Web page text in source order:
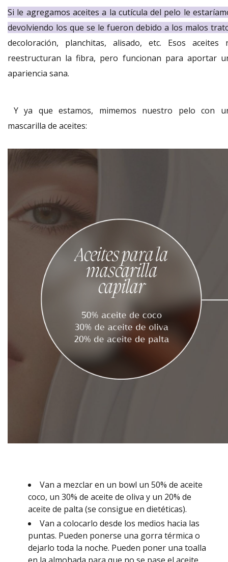
Si le agregamos aceites a la cutícula del pelo le
devolviendo los que se le fueron debido a los malos
decoloración, planchitas, alisado, etc. Esos aceites
reestructuran la fibra, pero funcionan para aportar
apariencia sana.
Y ya que estamos, mimemos nuestro pelo con
mascarilla de aceites:
Van a mezclar en un bowl un 50% de aceite
coco, un 30% de aceite de oliva y un 20% de
aceite de palta (se consigue en dietéticas).
Van a colocarlo desde los medios hacia las
puntas. Pueden ponerse una gorra térmica o
dejarlo toda la noche. Pueden poner una toalla